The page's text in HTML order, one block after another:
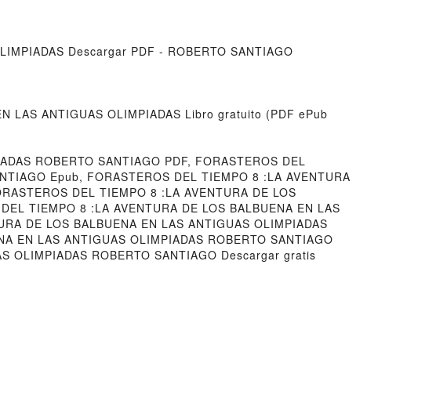
Descargar PDF - ROBERTO SANTIAGO
LAS ANTIGUAS OLIMPIADAS Libro gratuito (PDF ePub
ROBERTO SANTIAGO PDF, FORASTEROS DEL
Epub, FORASTEROS DEL TIEMPO 8 :LA AVENTURA
DEL TIEMPO 8 :LA AVENTURA DE LOS
TIEMPO 8 :LA AVENTURA DE LOS BALBUENA EN LAS
DE LOS BALBUENA EN LAS ANTIGUAS OLIMPIADAS
EN LAS ANTIGUAS OLIMPIADAS ROBERTO SANTIAGO
OLIMPIADAS ROBERTO SANTIAGO Descargar gratis